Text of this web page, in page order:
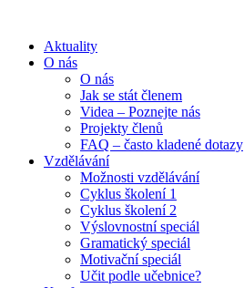
Aktuality
O nás
O nás
Jak se stát členem
Videa – Poznejte nás
Projekty členů
FAQ – často kladené dotazy
Vzdělávání
Možnosti vzdělávání
Cyklus školení 1
Cyklus školení 2
Výslovnostní speciál
Gramatický speciál
Motivační speciál
Učit podle učebnice?